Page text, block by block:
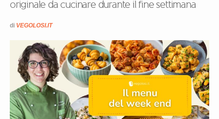
originale da cucinare durante il fine settimana
di VEGOLOSI.IT